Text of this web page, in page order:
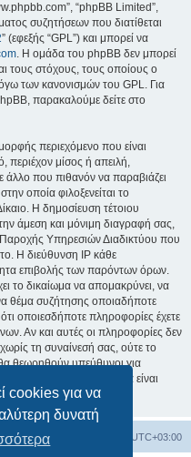
cookies για να
δυνατή
“phpBB Limited”,
συζητήσεων που διατίθεται
” (εφεξής “GPL”) και μπορεί να
. Η ομάδα του phpBB δεν μπορεί
τους στόχους, τους οποίους ο
των κανονισμών του GPL. Για
παρακαλούμε δείτε στο
περιεχόμενο που είναι
περιέχον μίσος ή απειλή,
άλλο που πιθανόν να παραβιάζει
οποία φιλοξενείται το
Η δημοσίευση τέτοιου
άμεση και μόνιμη διαγραφή σας,
Υπηρεσιών Διαδικτύου που
Η διεύθυνση IP κάθε
επιβολής των παρόντων όρων.
το δικαίωμα να απομακρύνει, να
θέμα συζήτησης οποιαδήποτε
οποιεσδήποτε πληροφορίες έχετε
Αν και αυτές οι πληροφορίες δεν
τη συναίνεσή σας, ούτε το
θεωρηθούν υπεύθυνοι για
ή παραβίασης η οποία είναι
δεδομένων.
Όλοι οι χρόνοι είναι UTC+03:00
cookies